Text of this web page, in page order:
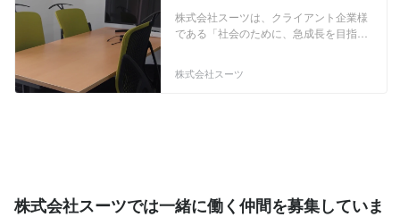
鋭チームでリーダー職も目指
せる！
株式会社スーツは、クライアント企業様
である「社会のために、急成長を目指
者」（ベンチャー企業含む。上場企業か
す。「Suit UP」は個人・部署・経営など
株式会社スーツ
株式会社スーツでは一緒に働く仲間を募集していま